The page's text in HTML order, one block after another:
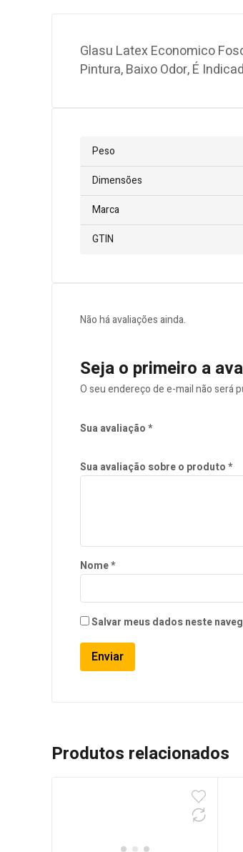
Glasu Latex Economico
Pintura, Baixo Odor, É
Peso
Dimensões
Marca
GTIN
Não há avaliações ainda.
Seja o primeiro a
O seu endereço de e-mail não será
Sua avaliação*
Sua avaliação sobre o produto*
Nome*
Salvar meus dados neste
Produtos relacionados